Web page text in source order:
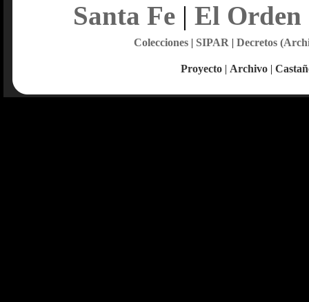
Santa Fe| El Orden
Colecciones| SIPAR | Decretos
Proyecto | Archivo |